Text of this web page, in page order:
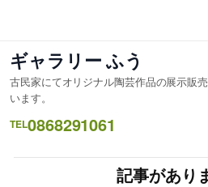
ス
キ
ッ
プ
ギャラリー ふう
古民家にてオリジナル陶芸作品の展示販
います。
TEL0868291061
記事があり